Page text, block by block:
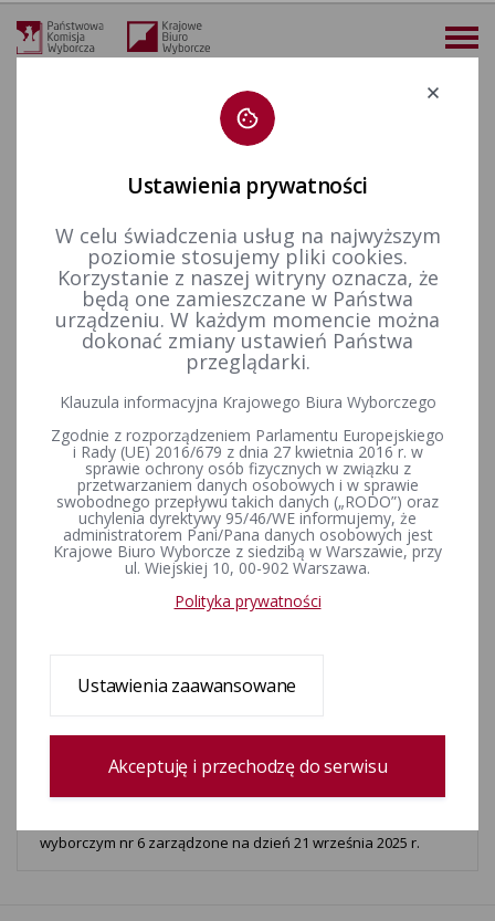
Deklaracja dostępności
14-09-2025
KALENDARIUM 21-09-2025
28-09-2025
Wybory uzupełniające do Rady Gminy Tarnówka w okręgu
wyborczym nr 10 zarządzone na 21 września 2025 r.
Wybory uzupełniające do Rady Miejskiej w Dubiecku - 21
września 2025 r., okręg nr 9
Wybory uzupełniające do Rady Miejskiej w Sieniawie - 21
września 2025 r., okręg nr 5
Wybory uzupełniające do Rady Gminy Kościelisko w okręgu
wyborczym nr 6 zarządzone na dzień 21 września 2025 r.
Ustawienia prywatności
W celu świadczenia usług na najwyższym
poziomie stosujemy pliki cookies.
Korzystanie z naszej witryny oznacza, że
będą one zamieszczane w Państwa
urządzeniu. W każdym momencie można
dokonać zmiany ustawień Państwa
przeglądarki.
Klauzula informacyjna Krajowego Biura Wyborczego
Zgodnie z rozporządzeniem Parlamentu Europejskiego
i Rady (UE) 2016/679 z dnia 27 kwietnia 2016 r. w
sprawie ochrony osób fizycznych w związku z
przetwarzaniem danych osobowych i w sprawie
swobodnego przepływu takich danych („RODO”) oraz
uchylenia dyrektywy 95/46/WE informujemy, że
administratorem Pani/Pana danych osobowych jest
Krajowe Biuro Wyborcze z siedzibą w Warszawie, przy
ul. Wiejskiej 10, 00-902 Warszawa.
Polityka prywatności
Ustawienia zaawansowane
Akceptuję i przechodzę do serwisu